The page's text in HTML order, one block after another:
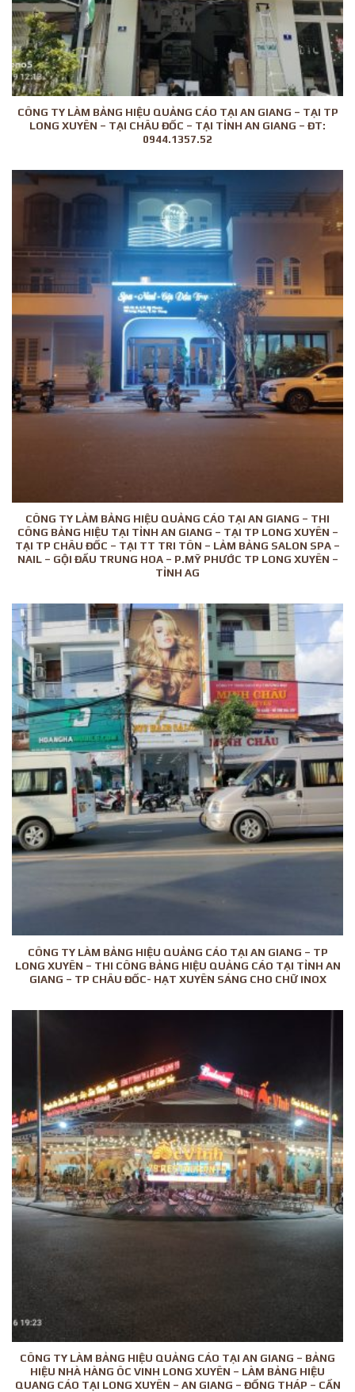
CÔNG TY LÀM BẢNG HIỆU QUẢNG CÁO TẠI AN GIANG – TẠI TP
LONG XUYÊN – TẠI CHÂU ĐỐC – TẠI TỈNH AN GIANG – ĐT:
0944.1357.52
CÔNG TY LẢM BẢNG HIỆU QUẢNG CÁO TẠI AN GIANG – THI
CÔNG BẢNG HIỆU TẠI TỈNH AN GIANG – TẠI TP LONG XUYÊN –
TẠI TP CHÂU ĐỐC – TẠI TT TRI TÔN – LẢM BẢNG SALON SPA –
NAIL – GỘI ĐẦU TRUNG HOA – P.MỸ PHƯỚC TP LONG XUYÊN –
TỈNH AG
CÔNG TY LÀM BẢNG HIỆU QUẢNG CÁO TẠI AN GIANG – TP
LONG XUYÊN – THI CÔNG BẢNG HIỆU QUẢNG CÁO TẠI TỈNH AN
GIANG – TP CHÂU ĐỐC- HẠT XUYÊN SÁNG CHO CHỮ INOX
CÔNG TY LÀM BẢNG HIỆU QUẢNG CÁO TẠI AN GIANG – BẢNG
HIỆU NHÀ HÀNG ÔC VINH LONG XUYÊN – LÀM BẢNG HIỆU
QUANG CÁO TẠI LONG XUYÊN – AN GIANG – ĐỒNG THÁP – CẦN